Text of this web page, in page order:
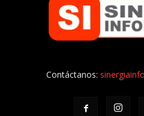
Contáctanos: